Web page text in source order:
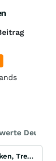
Das große Ganze - was Politik, Zentralbanken, Trends, Medien und Gesellschaft mit Aktien, Rohstoffen